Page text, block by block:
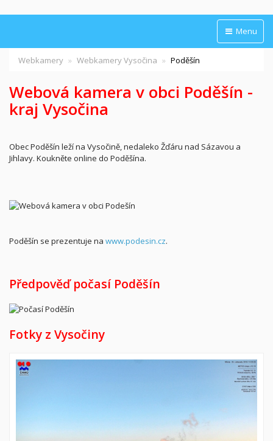
Menu
Webkamery Webkamery Vysočina Poděšín
Webová kamera v obci Poděšín -
kraj Vysočina
Obec Poděšín leží na Vysočině, nedaleko Žďáru nad Sázavou a
Jihlavy. Koukněte online do Poděšína.
Poděšín se prezentuje na www.podesin.cz.
Předpověď počasí Poděšín
Fotky z Vysočiny